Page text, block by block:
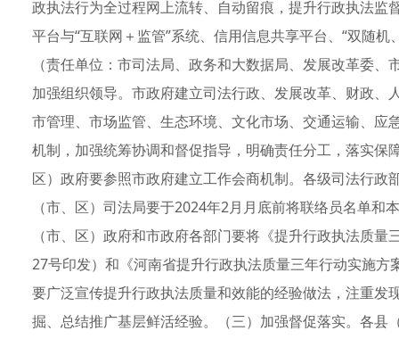
政执法行为全过程网上流转、自动留痕，提升行政执法
平台与“互联网＋监管”系统、信用信息共享平台、“双随
（责任单位：市司法局、政务和大数据局、发展改革委
加强组织领导。市政府建立司法行政、发展改革、财政
市管理、市场监管、生态环境、文化市场、交通运输、
机制，加强统筹协调和督促指导，明确责任分工，落实
区）政府要参照市政府建立工作会商机制。各级司法行
（市、区）司法局要于2024年2月月底前将联络员名单
（市、区）政府和市政府各部门要将《提升行政执法质
27号印发）和《河南省提升行政执法质量三年行动实施
要广泛宣传提升行政执法质量和效能的经验做法，注重
掘、总结推广基层鲜活经验。（三）加强督促落实。各